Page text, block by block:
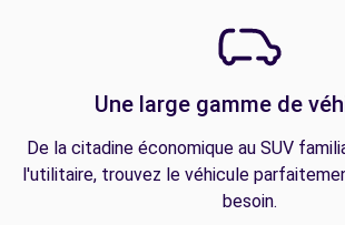
Une large gamme de
De la citadine économique au SUV
l'utilitaire, trouvez le véhicule
besoin.